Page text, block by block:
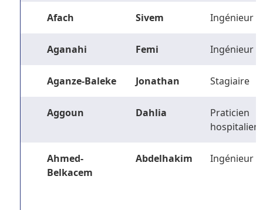
Afach Sivem Ingénieur
Aganahi Femi Ingénieur
Aganze-Baleke Jonathan Stagiaire
Aggoun Dahlia
Praticien
hospitalier
Ahmed-
Belkacem
Abdelhakim Ingénieur